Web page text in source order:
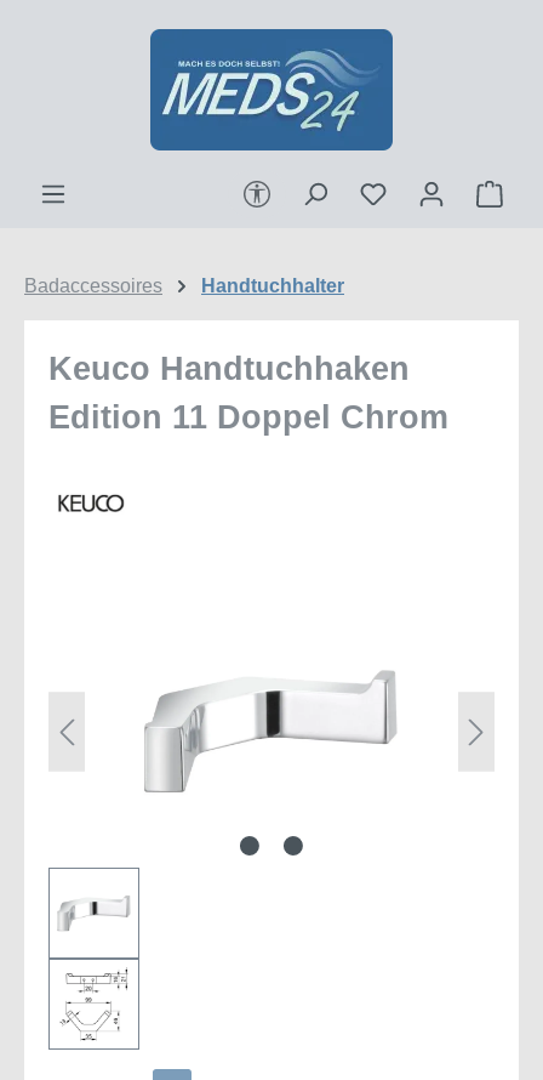
Zum Hauptinhalt springen
Werkzeugleiste anzeigen
Badaccessoires Handtuchhalter
Keuco Handtuchhaken
Edition 11 Doppel Chrom